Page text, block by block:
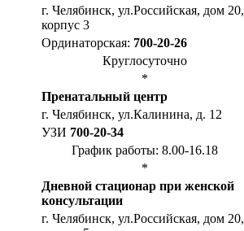
г. Челябинск, ул.Российская, дом 20,
корпус 3
Ординаторская: 700-20-26
Круглосуточно
*
Пренатальный центр
г. Челябинск, ул.Калинина, д. 12
УЗИ 700-20-34
График работы: 8.00-16.18
*
Дневной стационар при женской
консультации
г. Челябинск, ул.Российская, дом 20,